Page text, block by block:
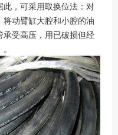
，可采用取换位法：对
动臂缸大腔和小腔的油
受高压，用已破损但经